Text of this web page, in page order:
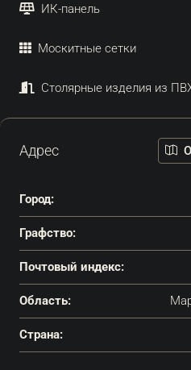
ИК-панель
Москитные сетки
Столярные изделия из
Адрес
Город:
Графство:
Почтовый индекс:
Область:
Страна: